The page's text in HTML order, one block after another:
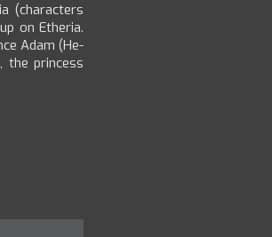
(characters
on Etheria.
Adam (He-
the princess